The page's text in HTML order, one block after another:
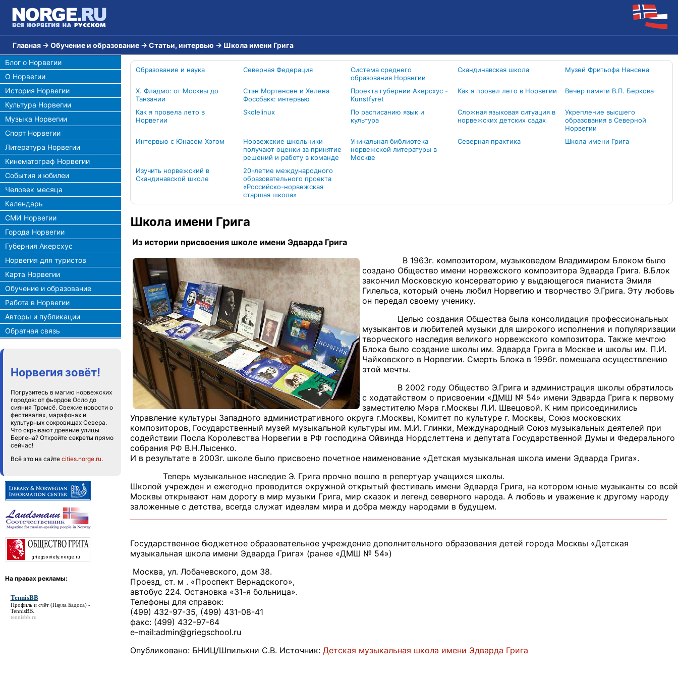
Главная → Обучение и образование → Статьи, интервью → Школа имени Грига
Блог о Норвегии
О Норвегии
История Норвегии
Культура Норвегии
Музыка Норвегии
Спорт Норвегии
Литература Норвегии
Кинематограф Норвегии
События и юбилеи
Человек месяца
Календарь
СМИ Норвегии
Города Норвегии
Губерния Акерсхус
Норвегия для туристов
Карта Норвегии
Обучение и образование
Работа в Норвегии
Авторы и публикации
Обратная связь
Норвегия зовёт!
Погрузитесь в магию норвежских
городов: от фьордов Осло до
сияния Тромсё. Свежие новости о
фестивалях, марафонах и
культурных сокровищах Севера.
Что скрывают древние улицы
Бергена? Откройте секреты прямо
сейчас!
Всё это на сайте cities.norge.ru.
На правах рекламы:
TennisBB
Профиль и счёт (Паула Бадоса) -
TennisBB.
tennisbb.ru
Образование и наука Северная Федерация
Система среднего
образования Норвегии
Скандинавская школа Музей Фритьофа Нансена
Х. Фладмо: от Москвы до
Танзании
Стэн Мортенсен и Хелена
Фоссбакк: интервью
Проекта губернии Акерсхус -
Kunstfyret
Как я провел лето в Норвегии Вечер памяти В.П. Беркова
Как я провелa лето в
Норвегии
Skolelinux
По расписанию язык и
культура
Сложная языковая ситуация в
норвежских детских садах
Укрепление высшего
образования в Северной
Норвегии
Интервью с Юнасом Хэгом
Норвежские школьники
получают оценки за принятие
решений и работу в команде
Уникальная библиотека
норвежской литературы в
Москве
Северная практика Школа имени Грига
Изучить норвежский в
Скандинавской школе
20-летие международного
образовательного проекта
«Российско-норвежская
старшая школа»
Школа имени Грига
Из истории присвоения школе имени Эдварда Грига
В 1963г. композитором, музыковедом Владимиром Блоком было
создано Общество имени норвежского композитора Эдварда Грига. В.Блок
закончил Московскую консерваторию у выдающегося пианиста Эмиля
Гилельса, который очень любил Норвегию и творчество Э.Грига. Эту любовь
он передал своему ученику.
Целью создания Общества была консолидация профессиональных
музыкантов и любителей музыки для широкого исполнения и популяризации
творческого наследия великого норвежского композитора. Также мечтою
Блока было создание школы им. Эдварда Грига в Москве и школы им. П.И.
Чайковского в Норвегии. Смерть Блока в 1996г. помешала осуществлению
этой мечты.
В 2002 году Общество Э.Грига и администрация школы обратилось
с ходатайством о присвоении «ДМШ № 54» имени Эдварда Грига к первому
заместителю Мэра г.Москвы Л.И. Швецовой. К ним присоединились
Управление культуры Западного административного округа г.Москвы, Комитет по культуре г. Москвы, Союз московских
композиторов, Государственный музей музыкальной культуры им. М.И. Глинки, Международный Союз музыкальных деятелей при
содействии Посла Королевства Норвегии в РФ господина Ойвинда Нордслеттена и депутата Государственной Думы и Федерального
собрания РФ В.Н.Лысенко.
И в результате в 2003г. школе было присвоено почетное наименование «Детская музыкальная школа имени Эдварда Грига».
Теперь музыкальное наследие Э. Грига прочно вошло в репертуар учащихся школы.
Школой учрежден и ежегодно проводится окружной открытый фестиваль имени Эдварда Грига, на котором юные музыканты со всей
Москвы открывают нам дорогу в мир музыки Грига, мир сказок и легенд северного народа. А любовь и уважение к другому народу
заложенные с детства, всегда служат идеалам мира и добра между народами в будущем.
Государственное бюджетное образовательное учреждение дополнительного образования детей города Москвы «Детская
музыкальная школа имени Эдварда Грига» (ранее «ДМШ № 54»)
Москва, ул. Лобачевского, дом 38.
Проезд, ст. м . «Проспект Вернадского»,
автобус 224. Остановка «31-я больница».
Телефоны для справок:
(499) 432-97-35, (499) 431-08-41
факс: (499) 432-97-64
e-mail:admin@griegschool.ru
Опубликовано: БНИЦ/Шпилькни С.В. Источник: Детская музыкальная школа имени Эдварда Грига